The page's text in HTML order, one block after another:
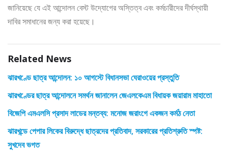
জানিয়েছে যে এই আন্দোলন বেস্ট উদ্যোগের অস্তিত্ব এবং কর্মচারীদের দীর্ঘস্থায়ী
দাবির সমাধানের জন্য করা হয়েছে।
Related News
ঝারখণ্ডে ছাত্র আন্দোলন: ১০ আগস্টে বিধানসভা ঘেরাওয়ের প্রস্তুতি
ঝারখণ্ডের ছাত্র আন্দোলনে সমর্থন জানালেন জেএলকেএম বিধায়ক জয়ারাম মাহাতো
বিজেপি এমএলসি প্রসাদ লাডের মন্তব্য: মনোজ জরাংগে একজন কর্মঠ নেতা
ঝারখন্ডে পেপার লিকের বিরুদ্ধে ছাত্রদের প্রতিবাদ, সরকারের প্রতিশ্রুতি স্পষ্ট:
সুখদেব ভগত